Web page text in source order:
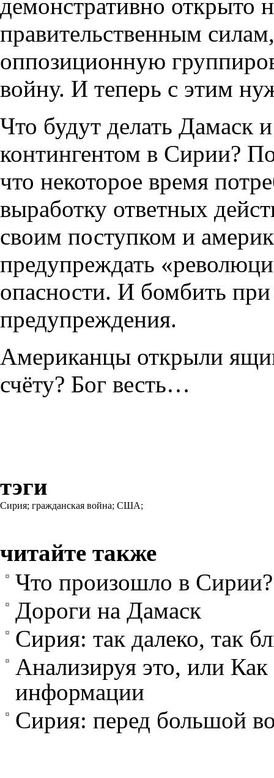
демонстративно открыто
правительственным
оппозиционную
войну. И теперь с этим
Что будут делать Дамаск
контингентом в Сирии?
что некоторое время
выработку ответных
своим поступком и
предупреждать
опасности. И бомбить
предупреждения.
Американцы открыли
счёту? Бог весть…
тэги
Сирия; гражданская война; США;
читайте также
Что произошло в Сирии?
Дороги на Дамаск
Сирия: так далеко, так
Анализируя это, или
информации
Сирия: перед большой